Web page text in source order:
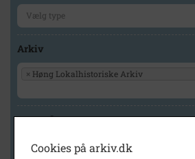
Arkiv
× Høng Lokalhistoriske Arkiv
Geografi
Cookies på arkiv.dk